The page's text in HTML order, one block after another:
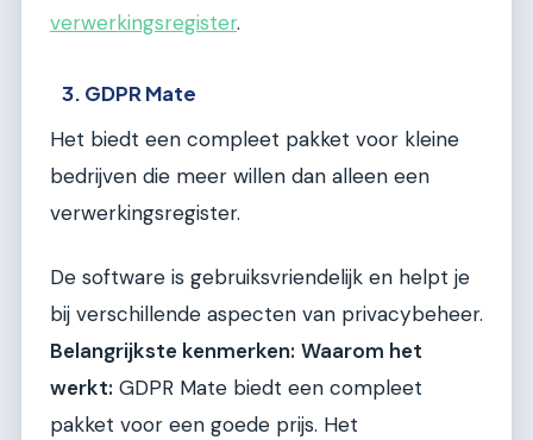
verwerkingsregister.
3. GDPR Mate
Het biedt een compleet pakket voor kleine
bedrijven die meer willen dan alleen een
verwerkingsregister.
De software is gebruiksvriendelijk en helpt je
bij verschillende aspecten van privacybeheer.
Belangrijkste kenmerken: Waarom het
werkt: GDPR Mate biedt een compleet
pakket voor een goede prijs. Het